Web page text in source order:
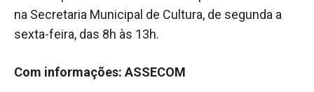
na Secretaria Municipal de Cultura, de segunda a
sexta-feira, das 8h às 13h.
Com informações: ASSECOM